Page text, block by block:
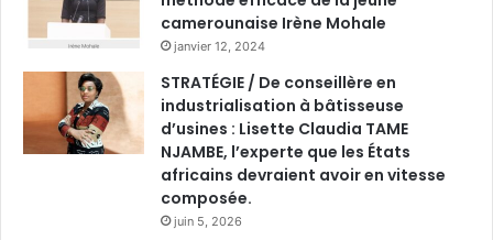
camerounaise Irène Mohale
janvier 12, 2024
STRATÉGIE / De conseillère en
industrialisation à bâtisseuse
d’usines : Lisette Claudia TAME
NJAMBE, l’experte que les États
africains devraient avoir en vitesse
composée.
juin 5, 2026